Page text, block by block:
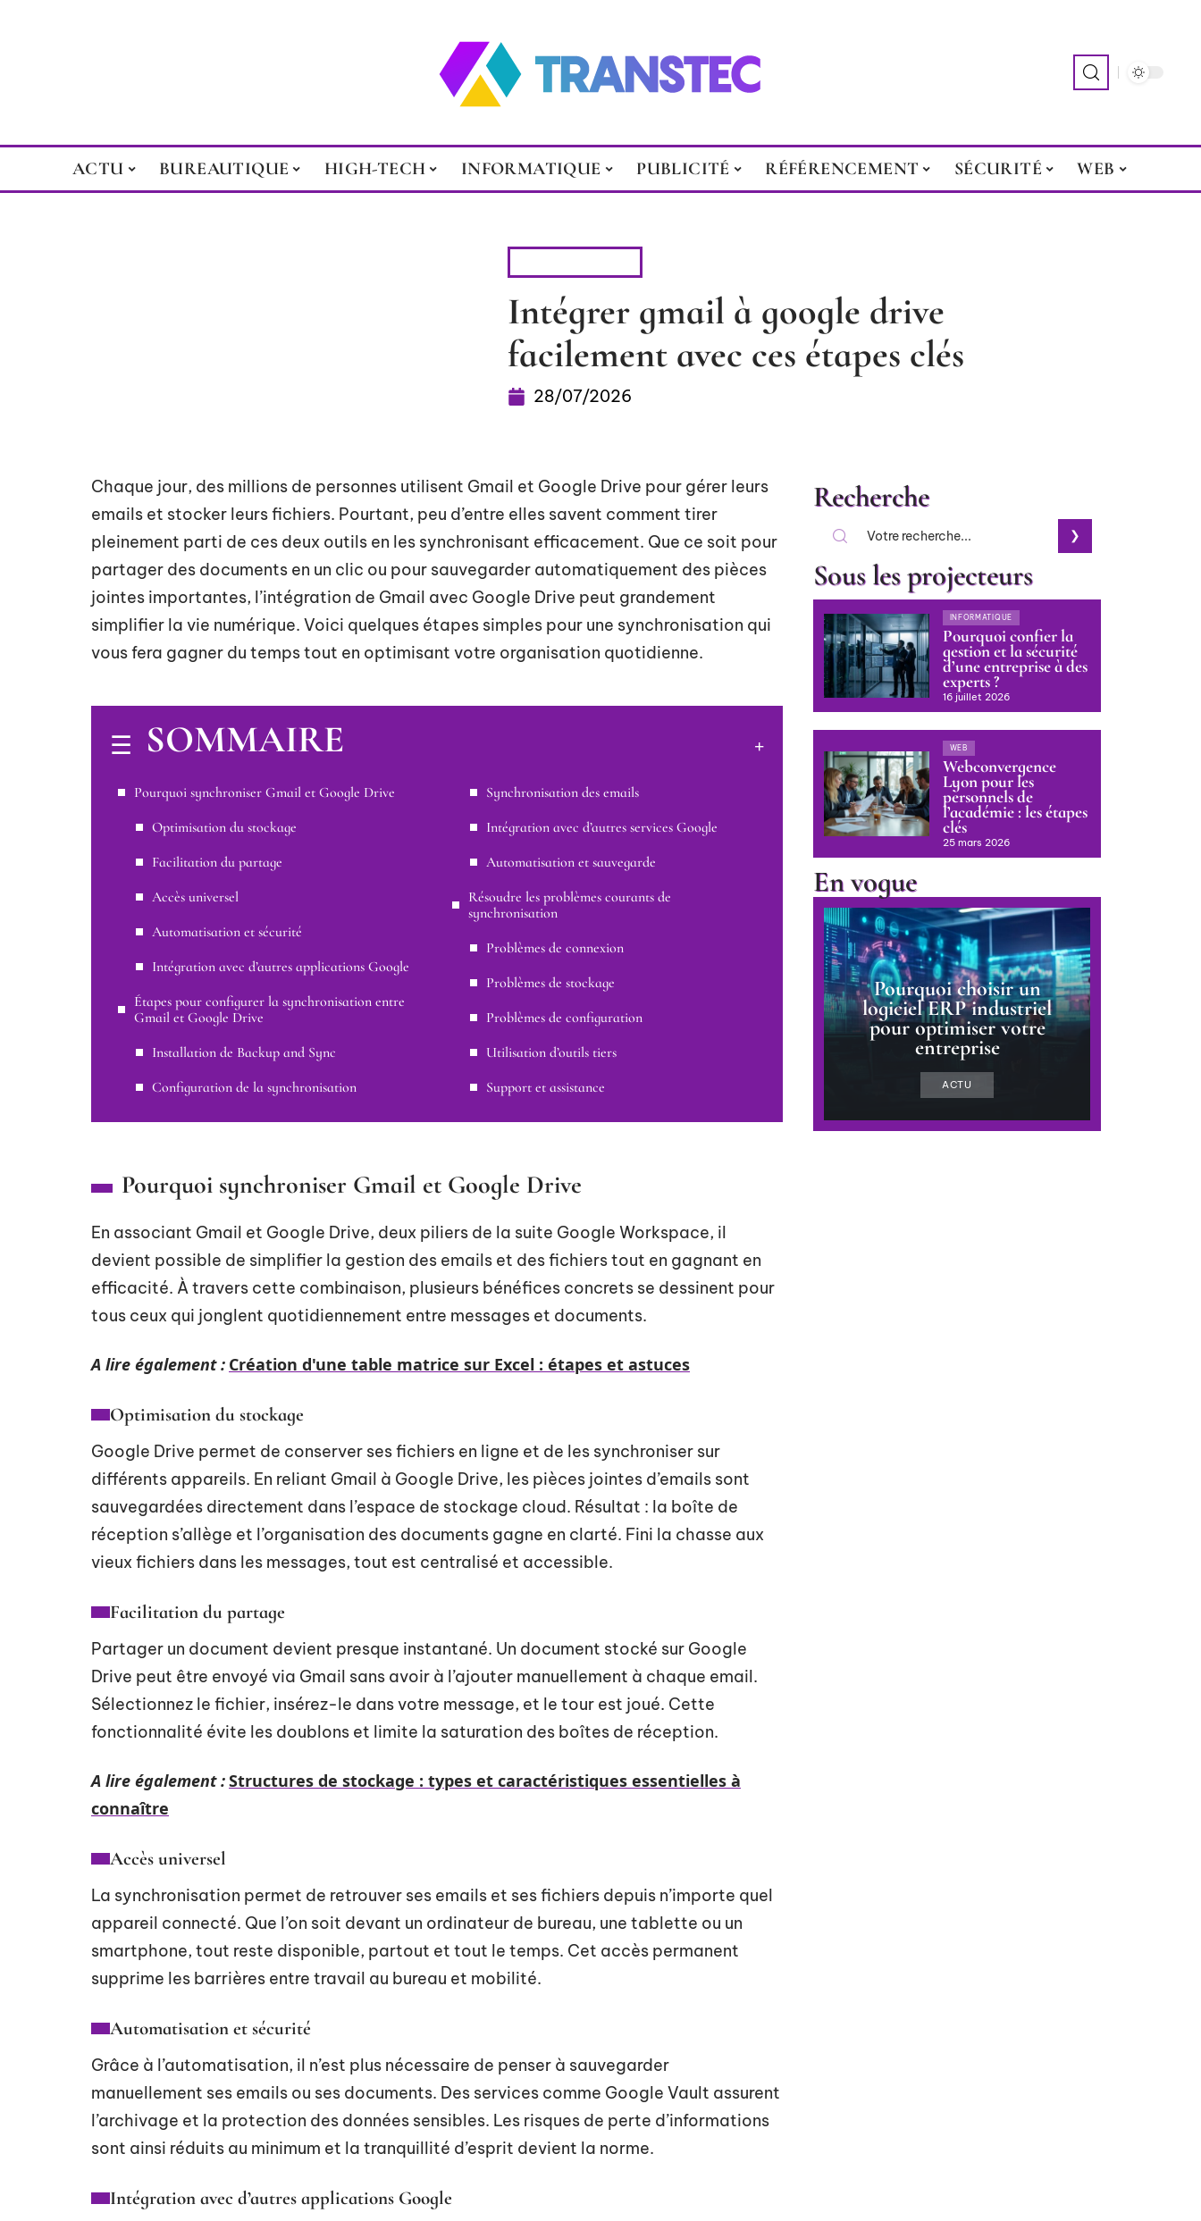
ACTU BUREAUTIQUE HIGH-TECH INFORMATIQUE PUBLICITÉ RÉFÉRENCEMENT SÉCURITÉ WEB
Intégrer gmail à google drive
facilement avec ces étapes clés
28/07/2026
Chaque jour, des millions de personnes utilisent Gmail et Google Drive pour gérer leurs
emails et stocker leurs fichiers. Pourtant, peu d’entre elles savent comment tirer
pleinement parti de ces deux outils en les synchronisant efficacement. Que ce soit pour
partager des documents en un clic ou pour sauvegarder automatiquement des pièces
jointes importantes, l’intégration de Gmail avec Google Drive peut grandement
simplifier la vie numérique. Voici quelques étapes simples pour une synchronisation qui
vous fera gagner du temps tout en optimisant votre organisation quotidienne.
SOMMAIRE
Pourquoi synchroniser Gmail et Google Drive
Optimisation du stockage
Facilitation du partage
Accès universel
Automatisation et sécurité
Intégration avec d’autres applications Google
Étapes pour configurer la synchronisation entre
Gmail et Google Drive
Installation de Backup and Sync
Configuration de la synchronisation
Synchronisation des emails
Intégration avec d’autres services Google
Automatisation et sauvegarde
Résoudre les problèmes courants de
synchronisation
Problèmes de connexion
Problèmes de stockage
Problèmes de configuration
Utilisation d’outils tiers
Support et assistance
Pourquoi synchroniser Gmail et Google Drive
En associant Gmail et Google Drive, deux piliers de la suite Google Workspace, il
devient possible de simplifier la gestion des emails et des fichiers tout en gagnant en
efficacité. À travers cette combinaison, plusieurs bénéfices concrets se dessinent pour
tous ceux qui jonglent quotidiennement entre messages et documents.
A lire également : Création d'une table matrice sur Excel : étapes et astuces
Optimisation du stockage
Google Drive permet de conserver ses fichiers en ligne et de les synchroniser sur
différents appareils. En reliant Gmail à Google Drive, les pièces jointes d’emails sont
sauvegardées directement dans l’espace de stockage cloud. Résultat : la boîte de
réception s’allège et l’organisation des documents gagne en clarté. Fini la chasse aux
vieux fichiers dans les messages, tout est centralisé et accessible.
Facilitation du partage
Partager un document devient presque instantané. Un document stocké sur Google
Drive peut être envoyé via Gmail sans avoir à l’ajouter manuellement à chaque email.
Sélectionnez le fichier, insérez-le dans votre message, et le tour est joué. Cette
fonctionnalité évite les doublons et limite la saturation des boîtes de réception.
A lire également :Structures de stockage : types et caractéristiques essentielles à
connaître
Accès universel
La synchronisation permet de retrouver ses emails et ses fichiers depuis n’importe quel
appareil connecté. Que l’on soit devant un ordinateur de bureau, une tablette ou un
smartphone, tout reste disponible, partout et tout le temps. Cet accès permanent
supprime les barrières entre travail au bureau et mobilité.
Automatisation et sécurité
Grâce à l’automatisation, il n’est plus nécessaire de penser à sauvegarder
manuellement ses emails ou ses documents. Des services comme Google Vault assurent
l’archivage et la protection des données sensibles. Les risques de perte d’informations
sont ainsi réduits au minimum et la tranquillité d’esprit devient la norme.
Intégration avec d’autres applications Google
Recherche
Sous les projecteurs
INFORMATIQUE
Pourquoi confier la
gestion et la sécurité
d’une entreprise à des
experts ?
16 juillet 2026
WEB
Webconvergence
Lyon pour les
personnels de
l’académie : les étapes
clés
25 mars 2026
En vogue
Pourquoi choisir un
logiciel ERP industriel
pour optimiser votre
entreprise
ACTU